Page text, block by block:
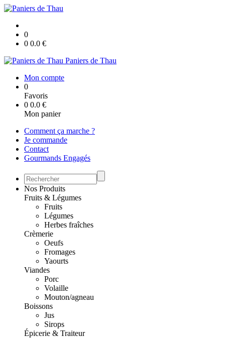
0
0 0.0 €
Paniers de Thau
Mon compte
0
Favoris
0 0.0 €
Mon panier
Comment ça marche ?
Je commande
Contact
Gourmands Engagés
Nos Produits
Fruits & Légumes
Fruits
Légumes
Herbes fraîches
Crèmerie
Oeufs
Fromages
Yaourts
Viandes
Porc
Volaille
Mouton/agneau
Boissons
Jus
Sirops
Épicerie & Traiteur